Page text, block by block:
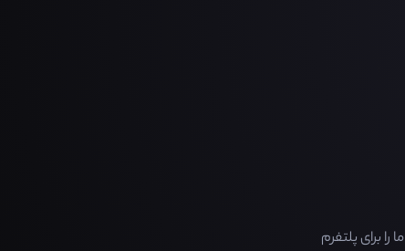
برای پلتفرم